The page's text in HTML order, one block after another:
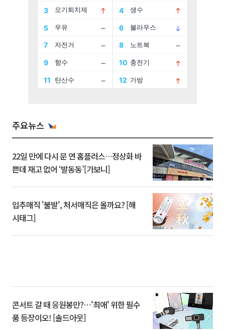
주요뉴스
22일 만에 다시 문 연 홈플러스…정상화 바
쁜데 재고 없어 ‘발동동’[가보니]
입추매직 '불발', 처서매직은 올까요? [해
시태그]
콘서트 갈 때 응원봉만?⋯'최애' 위한 필수
품 등장이오! [솔드아웃]